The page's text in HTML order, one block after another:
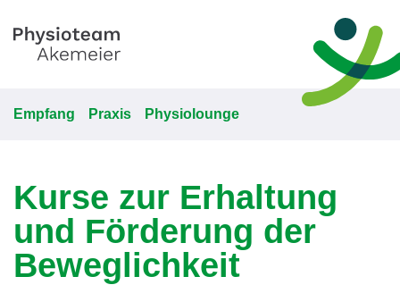
Empfang Praxis Physiolounge
Kurse zur Erhaltung
und Förderung der
Beweglichkeit